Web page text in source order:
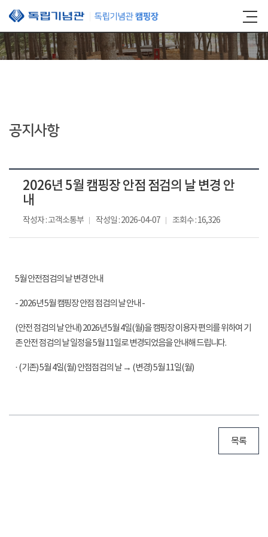
본문 바로가기
공지사항
2026년 5월 캠핑장 안점 점검의 날 변경 안
내
작성자 : 고객소통부 작성일 : 2026-04-07 조회수 : 16,326
5월 안전점검의 날 변경 안내
- 2026년 5월 캠핑장 안점 점검의 날 안내 -
(안전 점검의 날 안내) 2026년 5월 4일(월)을 캠핑장 이용자 편의를 위하여 기
존 안전 점검의 날 일정을 5월 11일로 변경되었음을 안내해 드립니다.
· (기존) 5월 4일(월) 안점점검의 날 → (변경) 5월 11일(월)
목록